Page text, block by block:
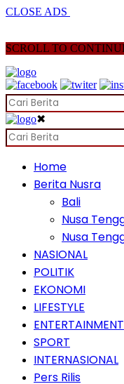
CLOSE ADS
SCROLL TO
✖
Home
Berita Nusra
Bali
Nusa
Nusa
NASIONAL
POLITIK
EKONOMI
LIFESTYLE
ENTERTAINMENT
SPORT
INTERNASIONAL
Pers Rilis